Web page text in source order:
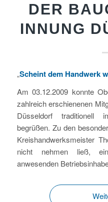
DER
INNUNG
„Scheint dem Handwerk
Am 03.12.2009 konnte
zahlreich erschienenen
Düsseldorf traditionell
begrüßen. Zu den
Kreishandwerksmeister
nicht nehmen ließ,
anwesenden